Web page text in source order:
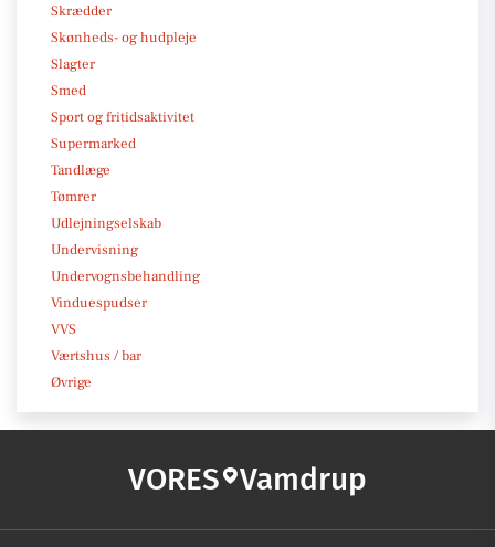
Skrædder
Skønheds- og hudpleje
Slagter
Smed
Sport og fritidsaktivitet
Supermarked
Tandlæge
Tømrer
Udlejningselskab
Undervisning
Undervognsbehandling
Vinduespudser
VVS
Værtshus / bar
Øvrige
VORES Vamdrup